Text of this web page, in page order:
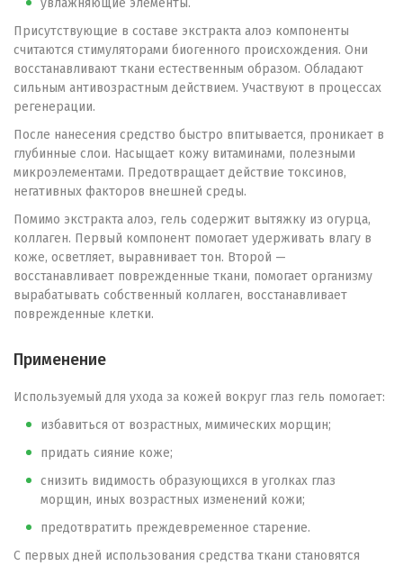
увлажняющие элементы.
Присутствующие в составе экстракта алоэ компоненты
считаются стимуляторами биогенного происхождения. Они
восстанавливают ткани естественным образом. Обладают
сильным антивозрастным действием. Участвуют в процессах
регенерации.
После нанесения средство быстро впитывается, проникает в
глубинные слои. Насыщает кожу витаминами, полезными
микроэлементами. Предотвращает действие токсинов,
негативных факторов внешней среды.
Помимо экстракта алоэ, гель содержит вытяжку из огурца,
коллаген. Первый компонент помогает удерживать влагу в
коже, осветляет, выравнивает тон. Второй —
восстанавливает поврежденные ткани, помогает организму
вырабатывать собственный коллаген, восстанавливает
поврежденные клетки.
Применение
Используемый для ухода за кожей вокруг глаз гель помогает:
избавиться от возрастных, мимических морщин;
придать сияние коже;
снизить видимость образующихся в уголках глаз
морщин, иных возрастных изменений кожи;
предотвратить преждевременное старение.
С первых дней использования средства ткани становятся